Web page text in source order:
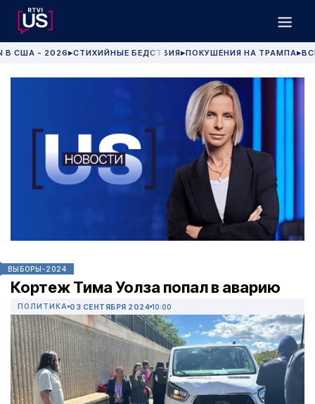
В США - 2026 ▶СТИХИЙНЫЕ БЕДСТВИЯ▶ПОКУШЕНИЯ НА ТРАМПА▶
ВЫБОРЫ-2024
Кортеж Тима Уолза попал в аварию
ПОЛИТИКА 03 СЕНТЯБРЯ 2024 10:00